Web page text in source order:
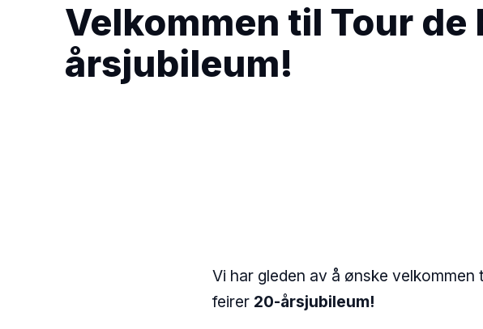
Velkommen til Tour de
årsjubileum!
Vi har gleden av å ønske
feirer 20-årsjubileum!